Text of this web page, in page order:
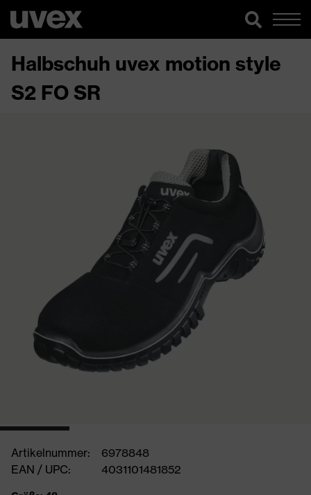
Halbschuh uvex motion style
S2 FO SR
Artikelnummer:
6978848
EAN / UPC:
4031101481852